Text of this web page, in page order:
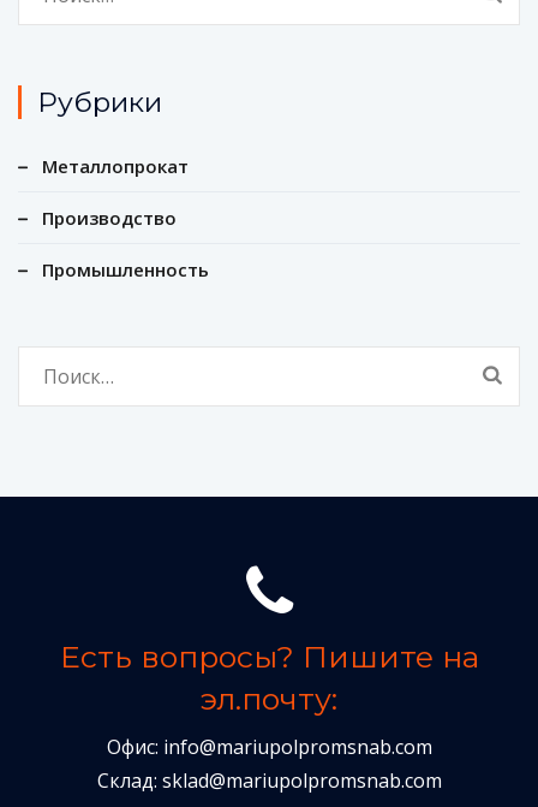
Рубрики
Металлопрокат
Производство
Промышленность
Есть вопросы? Пишите на
эл.почту:
Офис: info@mariupolpromsnab.com
Склад: sklad@mariupolpromsnab.com